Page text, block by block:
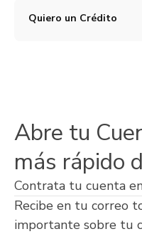
Quiero un Crédito
Abre tu
más rápido
Contrata tu cuenta
Recibe en tu correo
importante sobre tu